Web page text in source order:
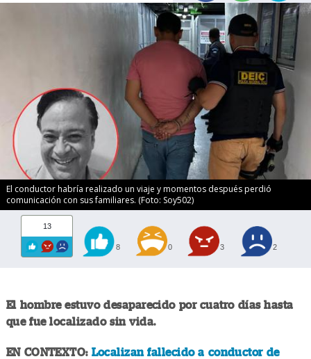
El conductor habría realizado un viaje y momentos después perdió
comunicación con sus familiares. (Foto: Soy502)
13
8 0 3 2
El hombre estuvo desaparecido por cuatro días hasta
que fue localizado sin vida.
EN CONTEXTO:Localizan fallecido a conductor de